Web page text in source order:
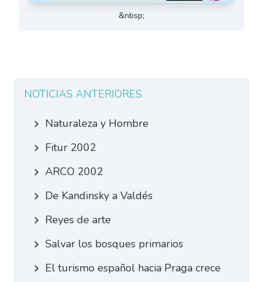
&nbsp;
NOTICIAS ANTERIORES
Naturaleza y Hombre
Fitur 2002
ARCO 2002
De Kandinsky a Valdés
Reyes de arte
Salvar los bosques primarios
El turismo español hacia Praga crece